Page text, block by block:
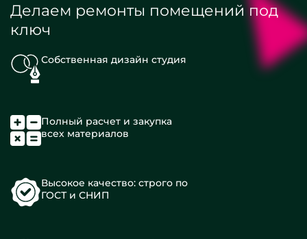
Делаем ремонты помещений под
ключ
Собственная дизайн студия
Полный расчет и закупка
всех материалов
Высокое качество: строго по
ГОСТ и СНИП